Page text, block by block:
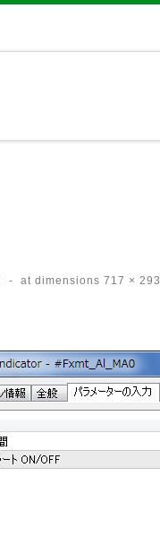
- at dimensions 717 × 293